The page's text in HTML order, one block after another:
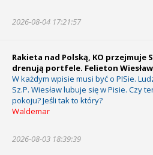
2026-08-04 17:21:57
Rakieta nad Polską, KO przejmuje
drenują portfele. Felieton
W każdym wpisie musi być o PISie.
Sz.P. Wiesław lubuje się w Pisie. Czy
pokoju? Jeśli tak to który?
Waldemar
2026-08-03 18:39:39